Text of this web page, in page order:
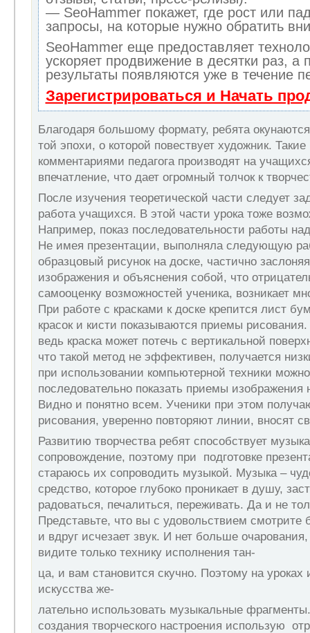
— SeoHammer покажет, где рост или
запросы, на которые нужно обратить
SeoHammer еще предоставляет
ускоряет продвижение в десятки раз, а
результаты появляются уже в течение
Зарегистрироваться и Начать
Благодаря большому формату, ребята
той эпохи, о которой повествует художник.
комментариями педагога производят на
впечатление, что дает огромный толчок к
После изучения теоретической части следует
работа учащихся. В этой части урока тоже
Например, показ последовательности работы
Не имея презентации, выполняла следующую
образцовый рисунок на доске, частично
изображения и объяснения собой, что
самооценку возможностей ученика, возникает
При работе с красками к доске крепится лист
красок и кисти показываются приемы
ведь краска может потечь с вертикальной
что такой метод не эффективен, получается
при использовании компьютерной техники
последовательно показать приемы
Видно и понятно всем. Ученики при этом
рисования, уверенно повторяют линии, вносят
Развитию творчества ребят способствует
сопровождение, поэтому при подготовке
стараюсь их сопроводить музыкой. Музыка –
средство, ко­торое глубоко проникает в душу,
радоваться, печалиться, переживать. Да и не
Представьте, что вы с удо­вольствием смотрите
и вдруг исчезает звук. И нет больше
видите только технику исполнения тан-
ца, и вам становится скучно. Поэтому на уроках
искус­ства же-
лательно использовать музыкальные
создания творческого настроения использую